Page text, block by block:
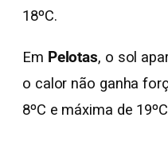
18ºC.
Em Pelotas, o sol
o calor não ganha
8ºC e máxima de